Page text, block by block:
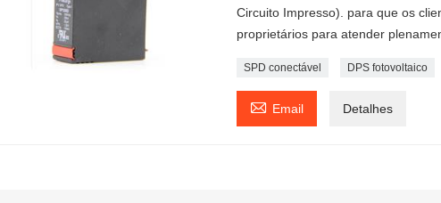
Circuito Impresso). para que os
proprietários para atender
SPD conectável DPS fotovoltaico
 Email Detalhes